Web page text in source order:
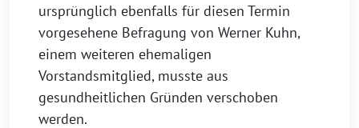
ursprünglich ebenfalls für diesen Termin
vorgesehene Befragung von Werner Kuhn,
einem weiteren ehemaligen
Vorstandsmitglied, musste aus
gesundheitlichen Gründen verschoben
werden.